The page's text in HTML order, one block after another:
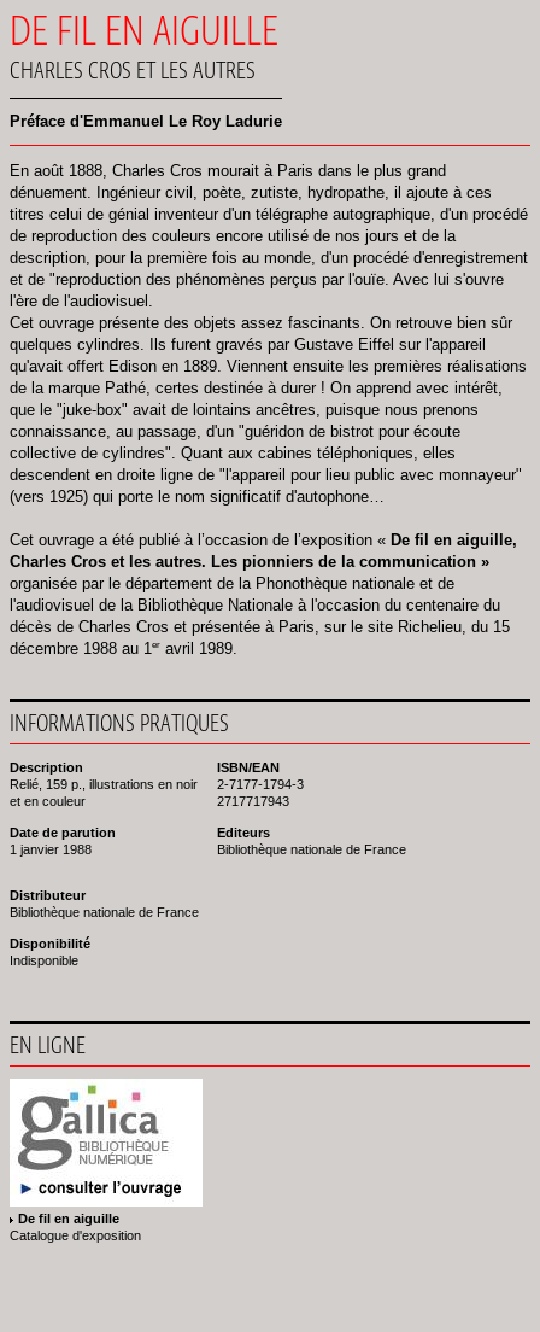
DE FIL EN AIGUILLE
CHARLES CROS ET LES AUTRES
Préface d'Emmanuel Le Roy Ladurie
En août 1888, Charles Cros mourait à Paris dans le plus grand
dénuement. Ingénieur civil, poète, zutiste, hydropathe, il ajoute à ces
titres celui de génial inventeur d'un télégraphe autographique, d'un procédé
de reproduction des couleurs encore utilisé de nos jours et de la
description, pour la première fois au monde, d'un procédé d'enregistrement
et de "reproduction des phénomènes perçus par l'ouïe. Avec lui s'ouvre
l'ère de l'audiovisuel.
Cet ouvrage présente des objets assez fascinants. On retrouve bien sûr
quelques cylindres. Ils furent gravés par Gustave Eiffel sur l'appareil
qu'avait offert Edison en 1889. Viennent ensuite les premières réalisations
de la marque Pathé, certes destinée à durer ! On apprend avec intérêt,
que le "juke-box" avait de lointains ancêtres, puisque nous prenons
connaissance, au passage, d'un "guéridon de bistrot pour écoute
collective de cylindres". Quant aux cabines téléphoniques, elles
descendent en droite ligne de "l'appareil pour lieu public avec monnayeur"
(vers 1925) qui porte le nom significatif d'autophone…
Cet ouvrage a été publié à l’occasion de l’exposition « De fil en aiguille,
Charles Cros et les autres. Les pionniers de la communication »
organisée par le département de la Phonothèque nationale et de
l'audiovisuel de la Bibliothèque Nationale à l'occasion du centenaire du
décès de Charles Cros et présentée à Paris, sur le site Richelieu, du 15
décembre 1988 au 1er avril 1989.
INFORMATIONS PRATIQUES
Description
Relié, 159 p., illustrations en noir
et en couleur
Date de parution
1 janvier 1988
ISBN/EAN
2-7177-1794-3
2717717943
Editeurs
Bibliothèque nationale de France
Distributeur
Bibliothèque nationale de France
Disponibilité
Indisponible
EN LIGNE
De fil en aiguille
Catalogue d'exposition